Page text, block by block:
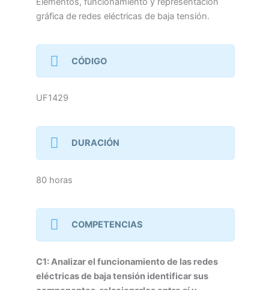
gráfica de redes eléctricas de baja tensión.
CÓDIGO
UF1429
DURACIÓN
80 horas
COMPETENCIAS
C1: Analizar el funcionamiento de las redes
eléctricas de baja tensión identificar sus